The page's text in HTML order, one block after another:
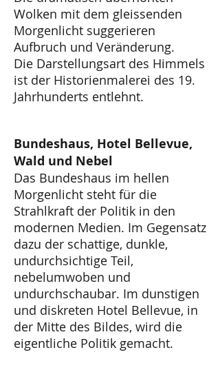
Wolken mit dem gleissenden
Morgenlicht suggerieren
Aufbruch und Veränderung.
Die Darstellungsart des Himmels
ist der Historienmalerei des 19.
Jahrhunderts entlehnt.
Bundeshaus, Hotel Bellevue,
Wald und Nebel
Das Bundeshaus im hellen
Morgenlicht steht für die
Strahlkraft der Politik in den
modernen Medien. Im Gegensatz
dazu der schattige, dunkle,
undurchsichtige Teil,
nebelumwoben und
undurchschaubar. Im dunstigen
und diskreten Hotel Bellevue, in
der Mitte des Bildes, wird die
eigentliche Politik gemacht.